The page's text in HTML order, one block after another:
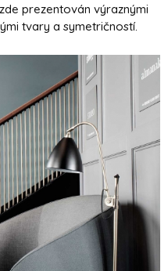
prezentován výraznými
tvary a symetričností.